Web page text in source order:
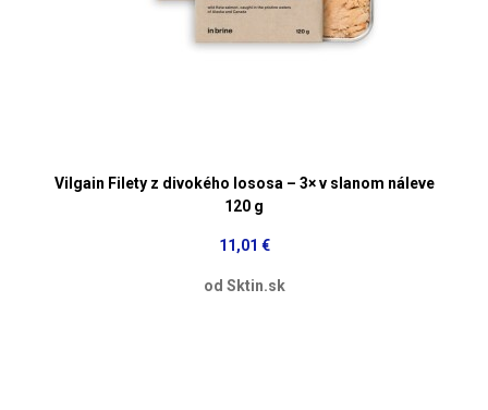
Vilgain Filety z divokého lososa – 3× v slanom náleve
120 g
11,01 €
od Sktin.sk